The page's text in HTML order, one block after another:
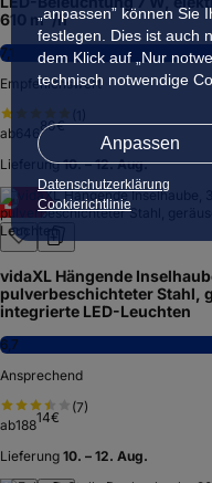
„anpassen” können
festlegen. Dies ist auch
dem Klick auf „Nur
technisch notwendige
Anpassen
Datenschutzerklärung
Cookierichtlinie
610 m³/h
7,1
Empfehlenswert
ab
646 80€
Lieferung 10. – 12. Aug.
D
vidaXL Hängende
pulverbeschichteter Stahl,
integrierte LED-Leuchten
6,7
Ansprechend
(7)
ab18814€
Lieferung 10. – 12. Aug.